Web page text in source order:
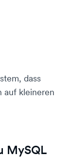
dass
auf kleineren
MySQL